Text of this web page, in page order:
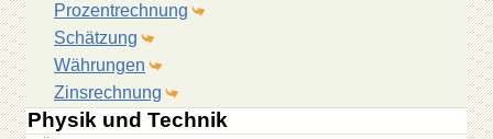
Prozentrechnung
Schätzung
Währungen
Zinsrechnung
Physik und Technik